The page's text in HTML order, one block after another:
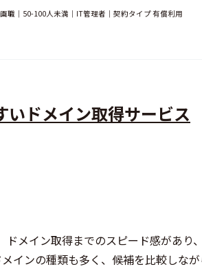
職｜50-100人未満｜IT管理者｜契約タイプ 有償利用
いドメイン取得サービス
メイン取得までのスピード感があり
インの種類も多く、候補を比較しな